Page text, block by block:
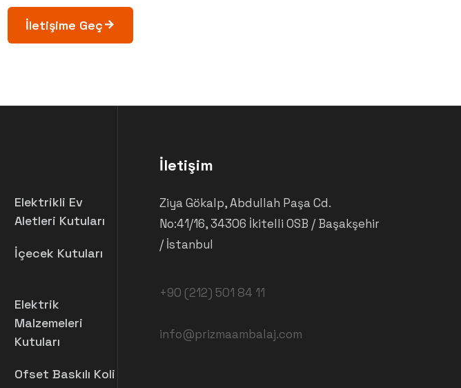
İletişime Geç
Elektrikli Ev
Aletleri Kutuları
İçecek Kutuları
Elektrik
Malzemeleri
Kutuları
Ofset Baskılı Koli
İletişim
Ziya Gökalp, Abdullah Paşa Cd.
No:41/16, 34306 İkitelli OSB / Başakşehir
/ İstanbul
+90 (212) 501 84 11
info@prizmaambalaj.com